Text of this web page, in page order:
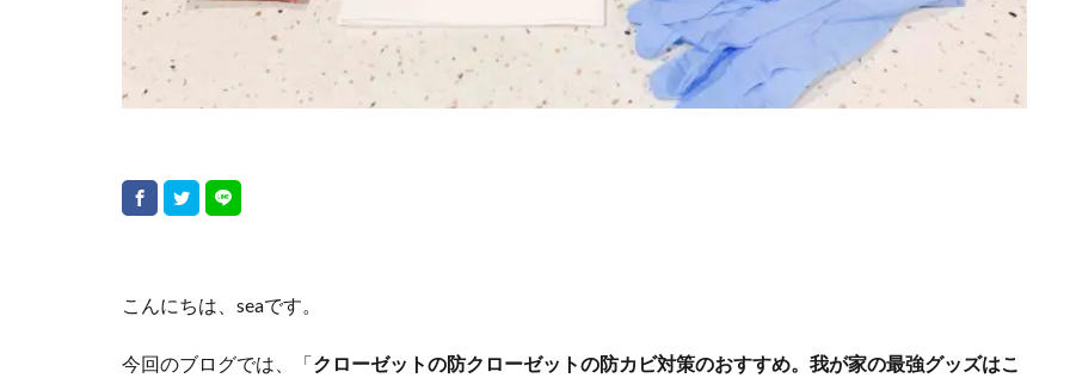
こんにちは、seaです。
今回のブログでは、「クローゼットの防クローゼットの防カビ対策のおすすめ。我が家の最強グッズはこ